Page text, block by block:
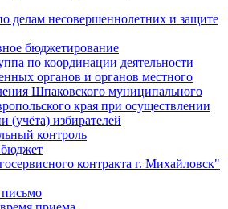
делам несовершеннолетних и защите
бюджетирование
по координации деятельности
органов и органов местного
Шпаковского муниципального
края при осуществлении
(учёта) избирателей
контроль
контракта г. Михайловск"